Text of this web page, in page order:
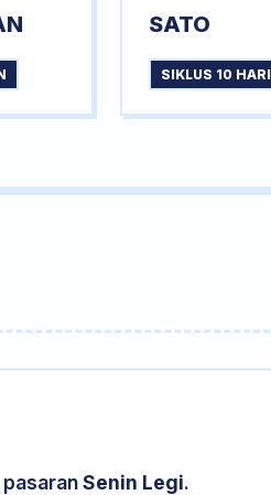
SATO
SIKLUS 10 HARI
pasaranSenin Legi.